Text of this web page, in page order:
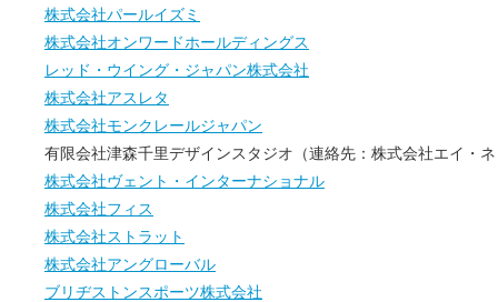
株式会社パールイズミ
株式会社オンワードホールディングス
レッド・ウイング・ジャパン株式会社
株式会社アスレタ
株式会社モンクレールジャパン
有限会社津森千里デザインスタジオ（連絡先：株式会社エイ・
株式会社ヴェント・インターナショナル
株式会社フィス
株式会社ストラット
株式会社アングローバル
ブリヂストンスポーツ株式会社